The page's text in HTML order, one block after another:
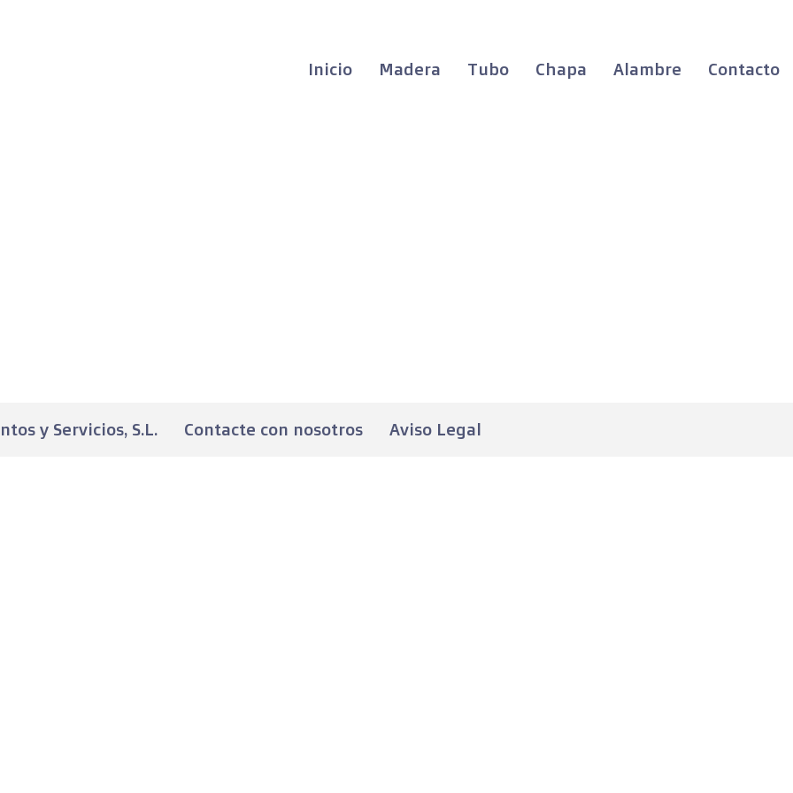
Inicio Madera Tubo Chapa Alambre Contacto
y Servicios, S.L. Contacte con nosotros Aviso Legal